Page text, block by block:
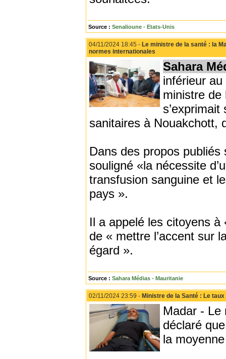
Source : Senalioune - Etats-Unis
04/11/2024 18:45 - Le ministre de la santé : la
normes internationales
Sahara
inférieur
ministre de
sanitaires à Nouakchott,
Dans des propos
souligné «la nécessite
transfusion sanguine et
pays ».
Il a appelé les citoyens
de « mettre l’accent sur
égard ».
Source : Sahara Médias - Mauritanie
02/11/2024 23:59 - Ministre de la Santé : Le
Madar - Le
déclaré
la